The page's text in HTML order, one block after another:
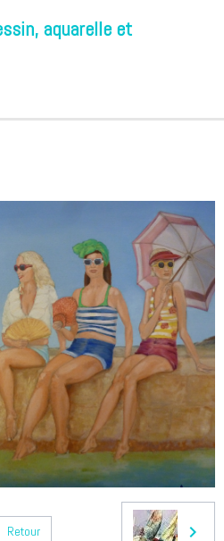
aquarelle et
Retour